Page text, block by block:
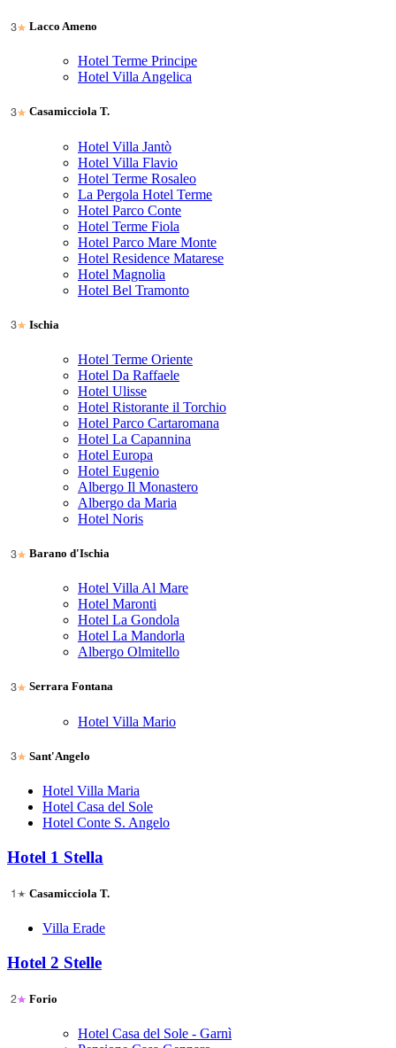
Lacco Ameno
Hotel Terme Principe
Hotel Villa Angelica
Casamicciola T.
Hotel Villa Jantò
Hotel Villa Flavio
Hotel Terme Rosaleo
La Pergola Hotel Terme
Hotel Parco Conte
Hotel Terme Fiola
Hotel Parco Mare Monte
Hotel Residence Matarese
Hotel Magnolia
Hotel Bel Tramonto
Ischia
Hotel Terme Oriente
Hotel Da Raffaele
Hotel Ulisse
Hotel Ristorante il Torchio
Hotel Parco Cartaromana
Hotel La Capannina
Hotel Europa
Hotel Eugenio
Albergo Il Monastero
Albergo da Maria
Hotel Noris
Barano d'Ischia
Hotel Villa Al Mare
Hotel Maronti
Hotel La Gondola
Hotel La Mandorla
Albergo Olmitello
Serrara Fontana
Hotel Villa Mario
Sant'Angelo
Hotel Villa Maria
Hotel Casa del Sole
Hotel Conte S. Angelo
Hotel 1 Stella
Casamicciola T.
Villa Erade
Hotel 2 Stelle
Forio
Hotel Casa del Sole - Garnì